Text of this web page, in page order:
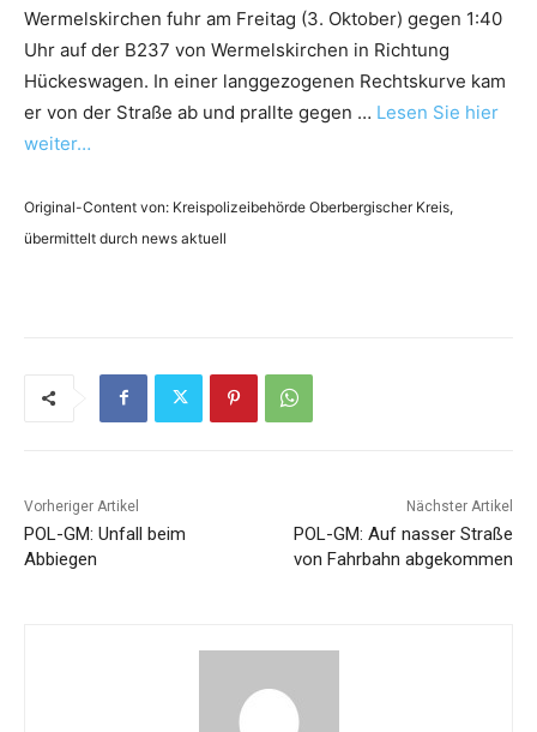
Wermelskirchen fuhr am Freitag (3. Oktober) gegen 1:40
Uhr auf der B237 von Wermelskirchen in Richtung
Hückeswagen. In einer langgezogenen Rechtskurve kam
er von der Straße ab und prallte gegen … Lesen Sie hier
weiter…
Original-Content von: Kreispolizeibehörde Oberbergischer Kreis,
übermittelt durch news aktuell
Vorheriger Artikel
POL-GM: Unfall beim
Abbiegen
Nächster Artikel
POL-GM: Auf nasser Straße
von Fahrbahn abgekommen